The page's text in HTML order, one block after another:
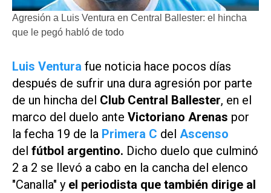
Agresión a Luis Ventura en Central Ballester: el hincha
que le pegó habló de todo
Luis Ventura fue noticia hace pocos días
después de sufrir una dura agresión por parte
de un hincha del Club Central Ballester, en el
marco del duelo ante Victoriano Arenas por
la fecha 19 de la Primera C del Ascenso
del fútbol argentino. Dicho duelo que culminó
2 a 2 se llevó a cabo en la cancha del elenco
"Canalla" y el periodista que también dirige al